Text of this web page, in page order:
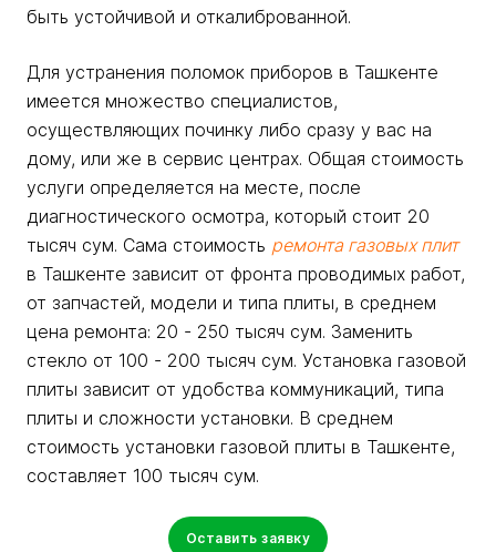
быть устойчивой и откалиброванной.
Для устранения поломок приборов в Ташкенте
имеется множество специалистов,
осуществляющих починку либо сразу у вас на
дому, или же в сервис центрах. Общая стоимость
услуги определяется на месте, после
диагностического осмотра, который стоит 20
тысяч сум. Сама стоимость ремонта газовых плит
в Ташкенте зависит от фронта проводимых работ,
от запчастей, модели и типа плиты, в среднем
цена ремонта: 20 - 250 тысяч сум. Заменить
стекло от 100 - 200 тысяч сум. Установка газовой
плиты зависит от удобства коммуникаций, типа
плиты и сложности установки. В среднем
стоимость установки газовой плиты в Ташкенте,
составляет 100 тысяч сум.
Оставить заявку